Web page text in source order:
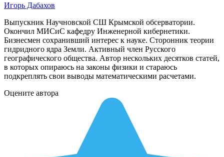
Игорь Дабахов
Выпускник Научновской СШ Крымской обсерватории.
Окончил МИСиС кафедру Инженерной кибернетики.
Бизнесмен сохранивший интерес к науке. Сторонник теории
гидридного ядра Земли. Активный член Русского
географического общества. Автор нескольких десятков статей,
в которых опираюсь на законы физики и стараюсь
подкреплять свои выводы математическими расчетами.
Оцените автора